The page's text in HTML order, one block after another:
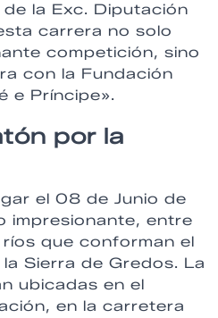
la Exc. Diputación
carrera no solo
competición, sino
con la Fundación
e Príncipe».
por la
el 08 de Junio de
impresionante, entre
que conforman el
Sierra de Gredos. La
ubicadas en el
en la carretera